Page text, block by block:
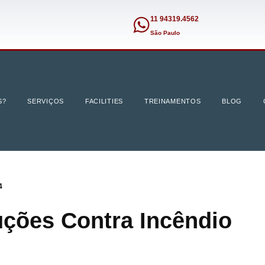
11 94319.4562
São Paulo
SERVIÇOS FACILITIES TREINAMENTOS BLOG
Contra Incêndio